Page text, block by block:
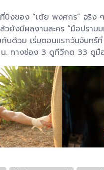
ที่ปังของ “เต้ย พงศกร” จริง
วยังมีผลงานละคร “มือปราบ
กันด้วย เริ่มตอนแรกวันจันทร์
น. ทางช่อง 3 ดูทีวีกด 33 ดู